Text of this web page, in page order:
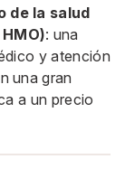
de la salud
: una
y atención
una gran
a un precio